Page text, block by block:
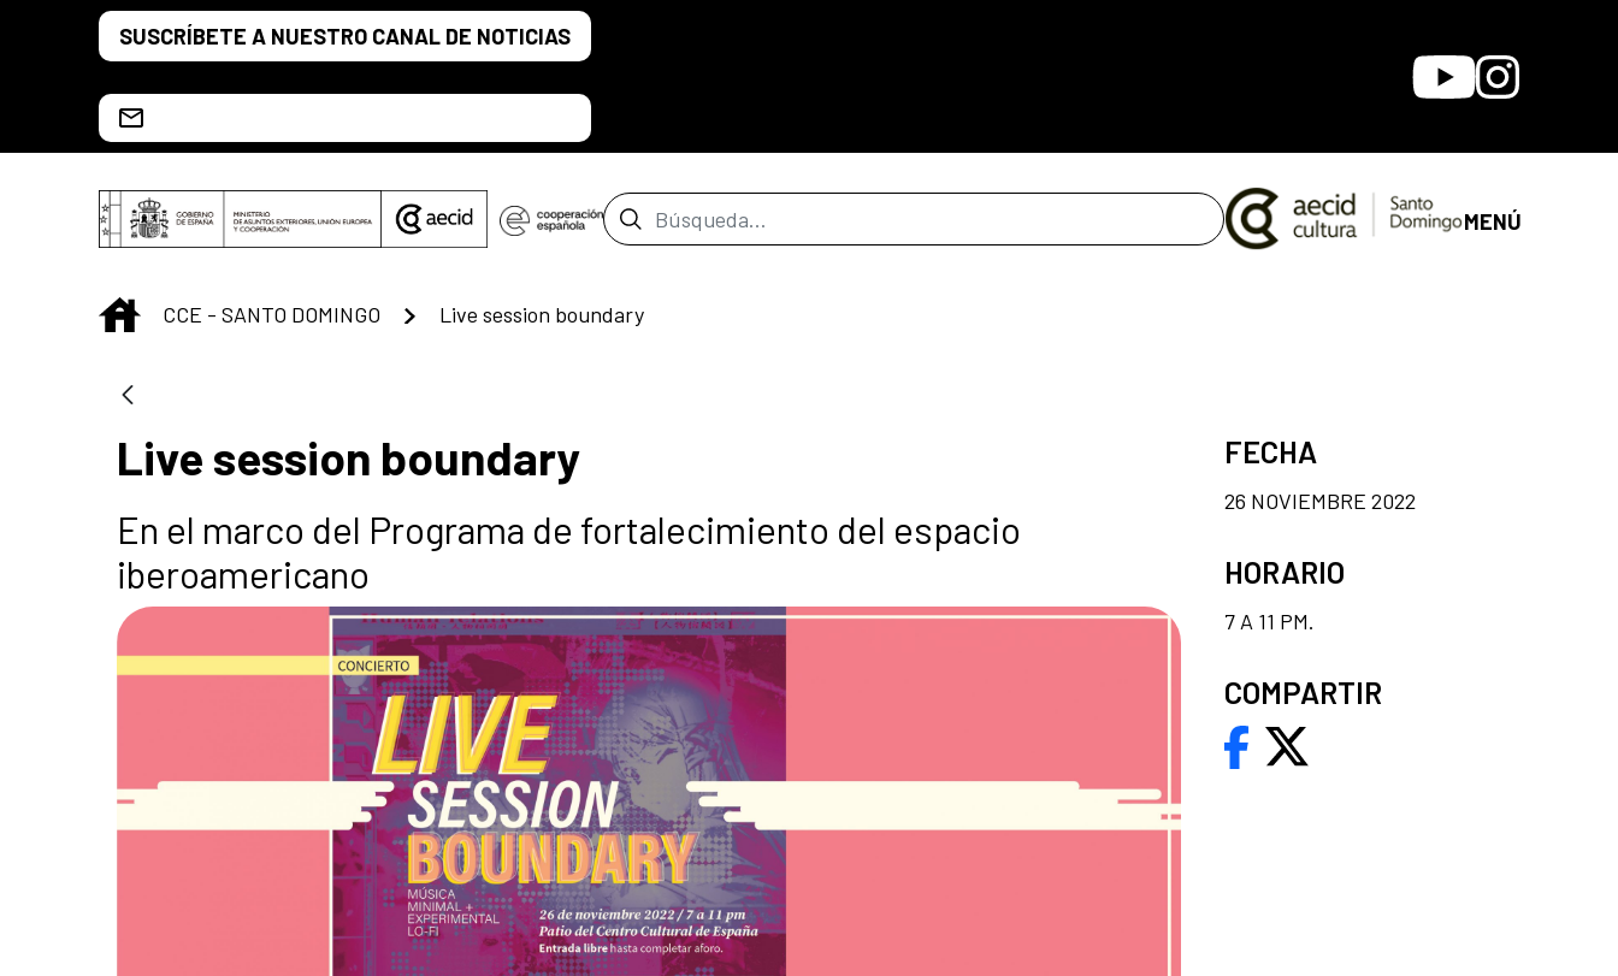
Saltar al contenido principal
SUSCRÍBETE A NUESTRO CANAL DE NOTICIAS
YoutubeInstagram
Barra de búsqueda MENÚ
INICIO
CCE - SANTO DOMINGO Live session boundary
Live session boundary
En el marco del Programa de fortalecimiento del espacio
iberoamericano
FECHA
26 NOVIEMBRE 2022
HORARIO
7 A 11 PM.
COMPARTIR